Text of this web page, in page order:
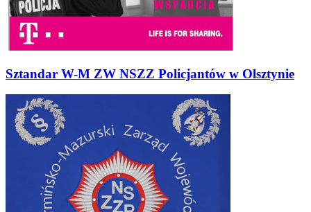
Sztandar W-M ZW NSZZ Policjantów w Olsztynie